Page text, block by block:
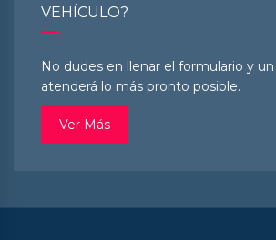
VEHÍCULO?
No dudes en llenar el formulario y
atenderá lo más pronto posible.
Ver Más